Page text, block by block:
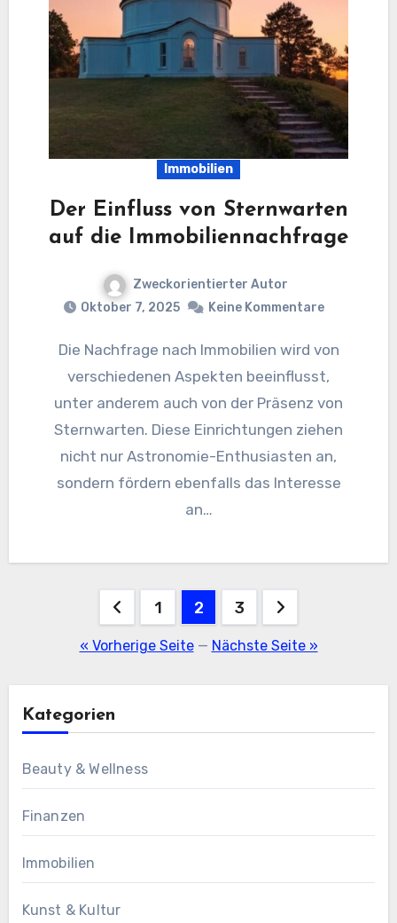
Immobilien
Der Einfluss von Sternwarten
auf die Immobiliennachfrage
Zweckorientierter Autor
Oktober 7, 2025
Keine Kommentare
Die Nachfrage nach Immobilien wird von
verschiedenen Aspekten beeinflusst,
unter anderem auch von der Präsenz von
Sternwarten. Diese Einrichtungen ziehen
nicht nur Astronomie-Enthusiasten an,
sondern fördern ebenfalls das Interesse
an…
Seitennummerierung
1 2 3
« Vorherige Seite— Nächste Seite »
Kategorien
Beauty & Wellness
Finanzen
Immobilien
Kunst & Kultur